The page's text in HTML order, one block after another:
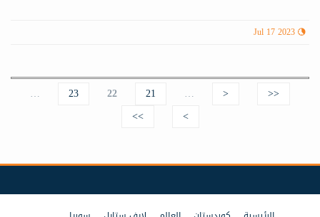
Jul 17 2023
Pages
<<
<
…
21
22
23
…
>
>>